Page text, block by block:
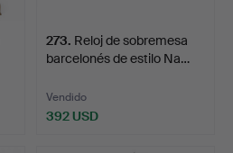
273. Reloj de sobremesa
barcelonés de estilo Na…
Vendido
392 USD